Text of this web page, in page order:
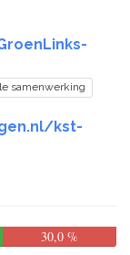
samenwerking
kst-
30,0 %